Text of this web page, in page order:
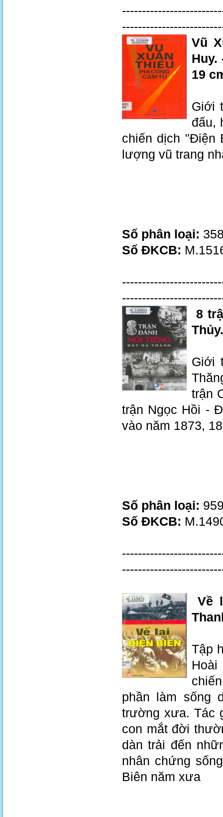
Vũ
Huy.
19
Giới
đấu,
chiến dịch "Điện
lượng vũ trang
Số phân loại:
Số ĐKCB:
8
Giới
trận
trận Ngọc Hồi -
vào năm 1873,
Số phân loại:
Số ĐKCB:
Về
Tập
phần làm sống
trường xưa. Tác
con mắt đời
dàn trải đến
nhân chứng
Biên năm xưa